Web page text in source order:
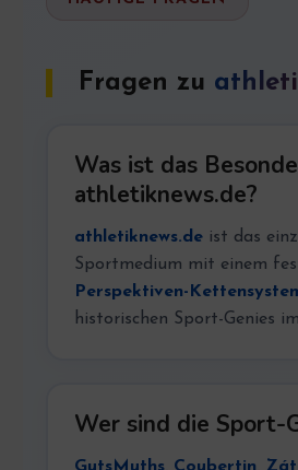
Fragen zu
Was ist das
athletiknews.de?
athletiknews.deist das
Sportmedium mit einem
Perspektiven-
historischen Sport-Genies
Wer sind die Sport-